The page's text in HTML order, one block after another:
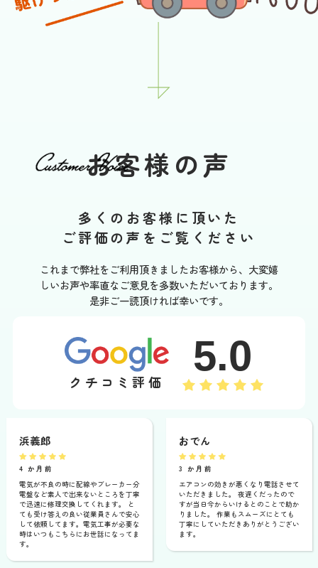
お客様の声
多くのお客様に頂いた
ご評価の声をご覧ください
これまで弊社をご利用頂きましたお客様から、大変嬉
しいお声や率直なご意見を多数いただいております。
是非ご一読頂ければ幸いです。
クチコミ評価
5.0
浜義郎
4 か月前
電気が不良の時に配線やブレーカー分
電盤など素人で出来ないところを丁寧
で迅速に修理交換してくれます。 と
ても受け答えの良い従業員さんで安心
して依頼してます。電気工事が必要な
時はいつもこちらにお世話になってま
す。
おでん
3 か月前
エアコンの効きが悪くなり電話させて
いただきました。 夜遅くだったので
すが当日今からいけるとのことで助か
りました。 作業もスムーズにとても
丁寧にしていただきありがとうござい
ます。